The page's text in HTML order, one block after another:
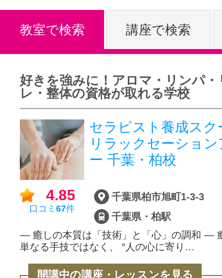
やりたいこ
特集をみる
グッドスク
掲載のお問
サイトマッ
教室で検索 講座で検索
好きを強みに！アロマ・リンパ・
レ・整体の資格が取れる学校
セラピスト養成ス
リラックセーショ
ー 千葉・柏校
4.85
口コミ 67件
千葉県柏市旭町1-3-3
千葉県・柏駅
― 癒しの本質は「技術」と「心」の調和 ―
単なる手技ではなく、 “人の心に寄り…
開講中の講座・レッスンを見る